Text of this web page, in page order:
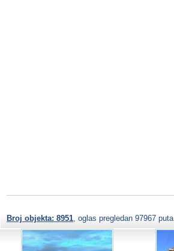
Broj objekta: 8951 , oglas pregledan 97967 puta